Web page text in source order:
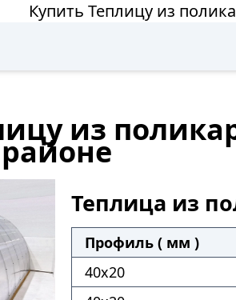
Купить Теплицу из
из
Теплица из
Профиль ( мм )
40х20